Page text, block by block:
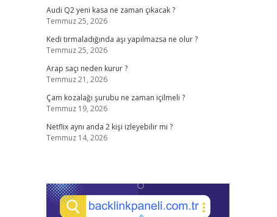
Audi Q2 yeni kasa ne zaman çıkacak ?
Temmuz 25, 2026
Kedi tırmaladığında aşı yapılmazsa ne olur ?
Temmuz 25, 2026
Arap saçı neden kurur ?
Temmuz 21, 2026
Çam kozalağı şurubu ne zaman içilmeli ?
Temmuz 19, 2026
Netflix aynı anda 2 kişi izleyebilir mi ?
Temmuz 14, 2026